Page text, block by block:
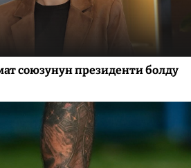
союзунун президенти болду